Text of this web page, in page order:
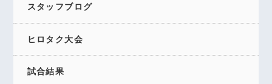
スタッフブログ
ヒロタク大会
試合結果